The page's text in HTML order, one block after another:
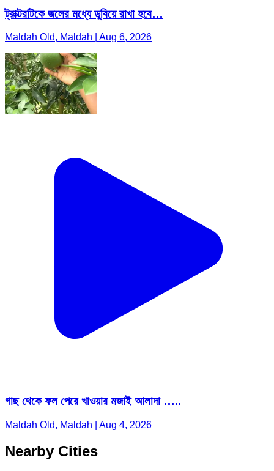
ট্রাক্টরটিকে জলের মধ্যে ডুবিয়ে রাখা হবে…
Maldah Old, Maldah | Aug 6, 2026
গাছ থেকে ফল পেরে খাওয়ার মজাই আলাদা …..
Maldah Old, Maldah | Aug 4, 2026
Nearby Cities